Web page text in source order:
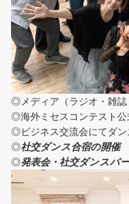
◎メディア（ラジオ・雑誌
◎海外ミセスコンテスト公
◎ビジネス交流会にてダン
◎社交ダンス合宿の開催
◎発表会・社交ダンスパ